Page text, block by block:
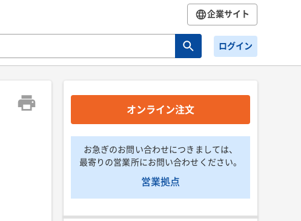
企業サイト
ログイン
オンライン注文
お急ぎのお問い合わせにつきましては、
最寄りの営業所にお問い合わせください。
営業拠点